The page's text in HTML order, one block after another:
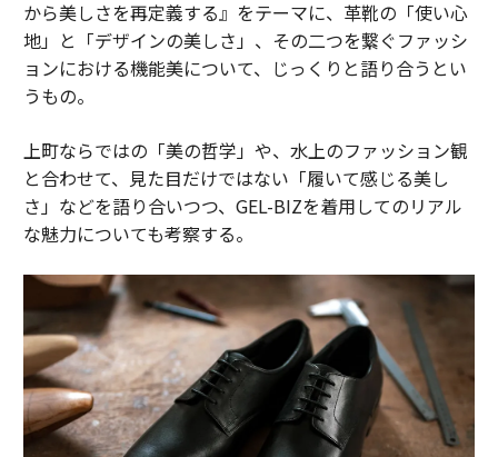
から美しさを再定義する』をテーマに、革靴の「使い心
地」と「デザインの美しさ」、その二つを繋ぐファッシ
ョンにおける機能美について、じっくりと語り合うとい
うもの。
上町ならではの「美の哲学」や、水上のファッション観
と合わせて、見た目だけではない「履いて感じる美し
さ」などを語り合いつつ、GEL-BIZを着用してのリアル
な魅力についても考察する。